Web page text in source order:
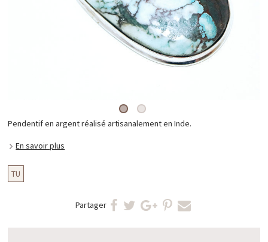
Pendentif en argent réalisé artisanalement en Inde.
En savoir plus
TU
Partager